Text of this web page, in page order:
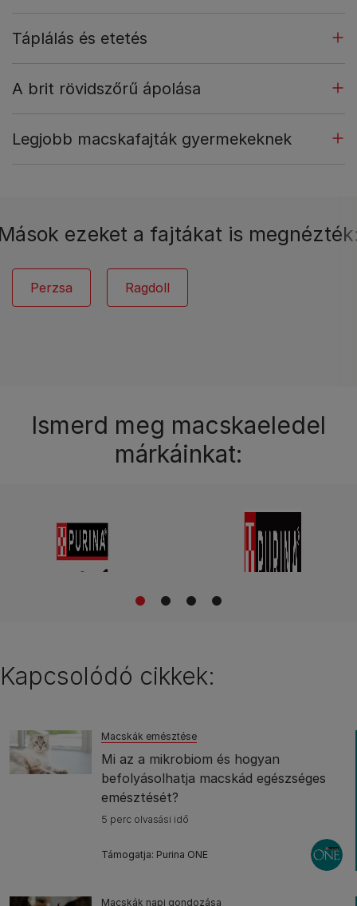
Táplálás és etetés
A brit rövidszőrű ápolása
Legjobb macskafajták gyermekeknek
ezeket a fajtákat is
Perzsa Ragdoll
Ismerd meg macskaeledel
márkáinkat:
1 2 3 4
Kapcsolódó cikkek:
Macskák emésztése
Mi az a mikrobiom és hogyan
befolyásolhatja macskád egészséges
emésztését?
5 perc olvasási idő
Támogatja: Purina ONE
Macskák napi gondozása